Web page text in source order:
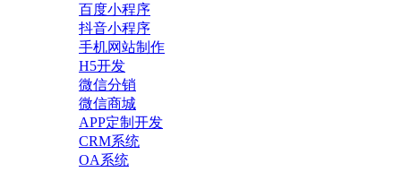
百度小程序
抖音小程序
手机网站制作
H5开发
微信分销
微信商城
APP定制开发
CRM系统
OA系统